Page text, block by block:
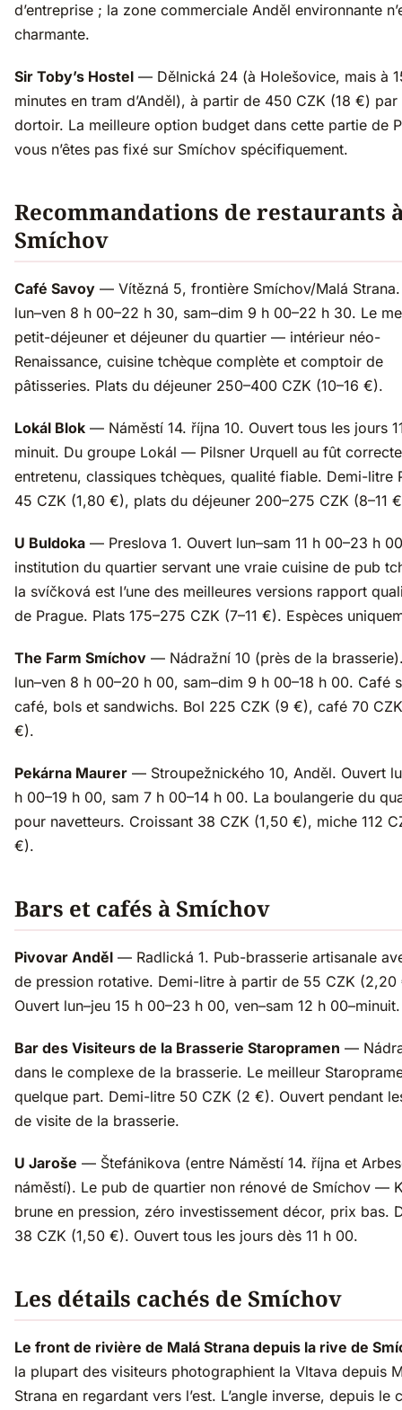
d’entreprise ; la zone commerciale Anděl environnante
charmante.
Sir Toby’s Hostel — Dělnická 24 (à Holešovice, mais à
minutes en tram d’Anděl), à partir de 450 CZK (18 €) par
dortoir. La meilleure option budget dans cette partie de
vous n’êtes pas fixé sur Smíchov spécifiquement.
Recommandations de restaurants
Smíchov
Café Savoy — Vítězná 5, frontière Smíchov/Malá
lun–ven 8 h 00–22 h 30, sam–dim 9 h 00–22 h 30. Le
petit-déjeuner et déjeuner du quartier — intérieur néo-
Renaissance, cuisine tchèque complète et comptoir de
pâtisseries. Plats du déjeuner 250–400 CZK (10–16 €).
Lokál Blok — Náměstí 14. října 10. Ouvert tous les jours
minuit. Du groupe Lokál — Pilsner Urquell au fût
entretenu, classiques tchèques, qualité fiable. Demi-litre
45 CZK (1,80 €), plats du déjeuner 200–275 CZK (8–11
U Buldoka — Preslova 1. Ouvert lun–sam 11 h 00–23 h
institution du quartier servant une vraie cuisine de pub
la svíčková est l’une des meilleures versions rapport
de Prague. Plats 175–275 CZK (7–11 €). Espèces
The Farm Smíchov — Nádražní 10 (près de la
lun–ven 8 h 00–20 h 00, sam–dim 9 h 00–18 h 00. Café
café, bols et sandwichs. Bol 225 CZK (9 €), café 70
€).
Pekárna Maurer — Stroupežnického 10, Anděl. Ouvert
h 00–19 h 00, sam 7 h 00–14 h 00. La boulangerie du
pour navetteurs. Croissant 38 CZK (1,50 €), miche 112
€).
Bars et cafés à Smíchov
Pivovar Anděl — Radlická 1. Pub-brasserie artisanale
de pression rotative. Demi-litre à partir de 55 CZK (2,20
Ouvert lun–jeu 15 h 00–23 h 00, ven–sam 12 h 00–minuit.
Bar des Visiteurs de la Brasserie Staropramen —
dans le complexe de la brasserie. Le meilleur
quelque part. Demi-litre 50 CZK (2 €). Ouvert pendant
de visite de la brasserie.
U Jaroše — Štefánikova (entre Náměstí 14. října et
náměstí). Le pub de quartier non rénové de Smíchov —
brune en pression, zéro investissement décor, prix bas.
38 CZK (1,50 €). Ouvert tous les jours dès 11 h 00.
Les détails cachés de Smíchov
Le front de rivière de Malá Strana depuis la rive de
la plupart des visiteurs photographient la Vltava depuis
Strana en regardant vers l’est. L’angle inverse, depuis le